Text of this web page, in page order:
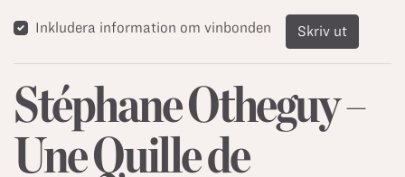
Inkludera information om vinbonden Skriv ut
Stéphane Otheguy –
Une Quille de